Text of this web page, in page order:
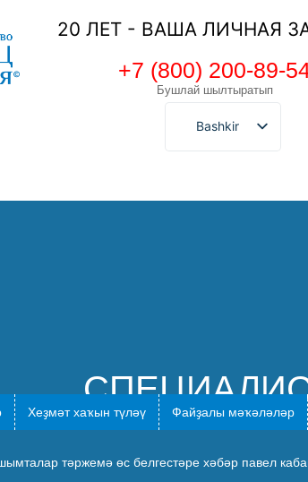
20 ЛЕТ - ВАША ЛИЧНАЯ
+7 (800) 200-89-
Бушлай шылтыратып
Bashkir
Хеҙмәт хаҡын түләү Файҙалы мәҡәләләр
тәржемә өс белгестәре хәбәр павел